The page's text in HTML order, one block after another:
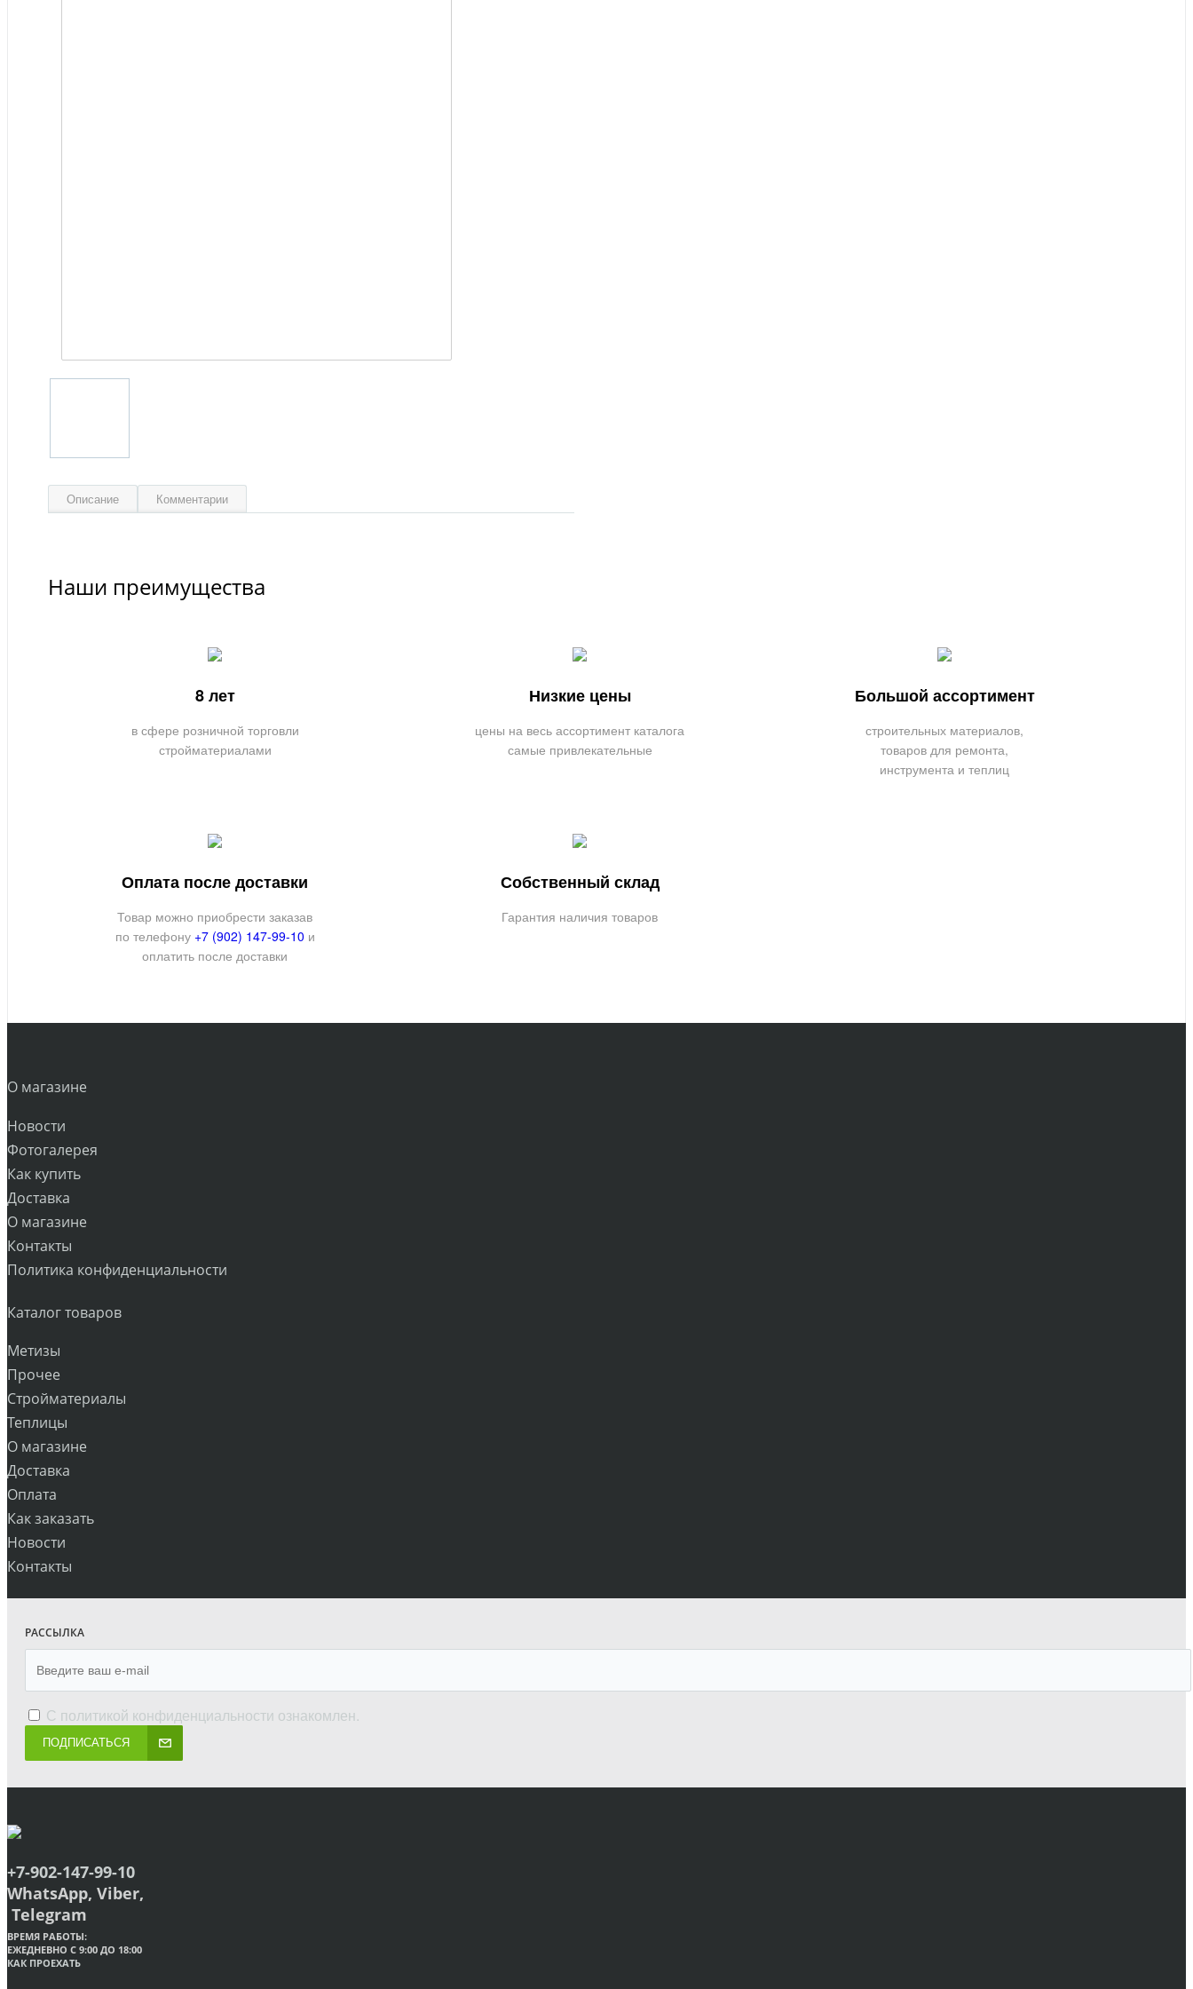
Описание Комментарии
Наши преимущества
8 лет
в сфере розничной торговли
стройматериалами
Низкие цены
цены на весь ассортимент каталога
самые привлекательные
Большой ассортимент
строительных материалов,
товаров для ремонта,
инструмента и теплиц
Оплата после доставки
Товар можно приобрести заказав
по телефону +7 (902) 147-99-10 и
оплатить после доставки
Собственный склад
Гарантия наличия товаров
О магазине
Новости
Фотогалерея
Как купить
Доставка
О магазине
Контакты
Политика конфиденциальности
Каталог товаров
Метизы
Прочее
Стройматериалы
Теплицы
О магазине
Доставка
Оплата
Как заказать
Новости
Контакты
РАССЫЛКА
С политикой конфиденциальности ознакомлен.
ПОДПИСАТЬСЯ
+7-902-147-99-10
WhatsApp, Viber,
Telegram
ВРЕМЯ РАБОТЫ:
ЕЖЕДНЕВНО С 9:00 ДО 18:00
КАК ПРОЕХАТЬ